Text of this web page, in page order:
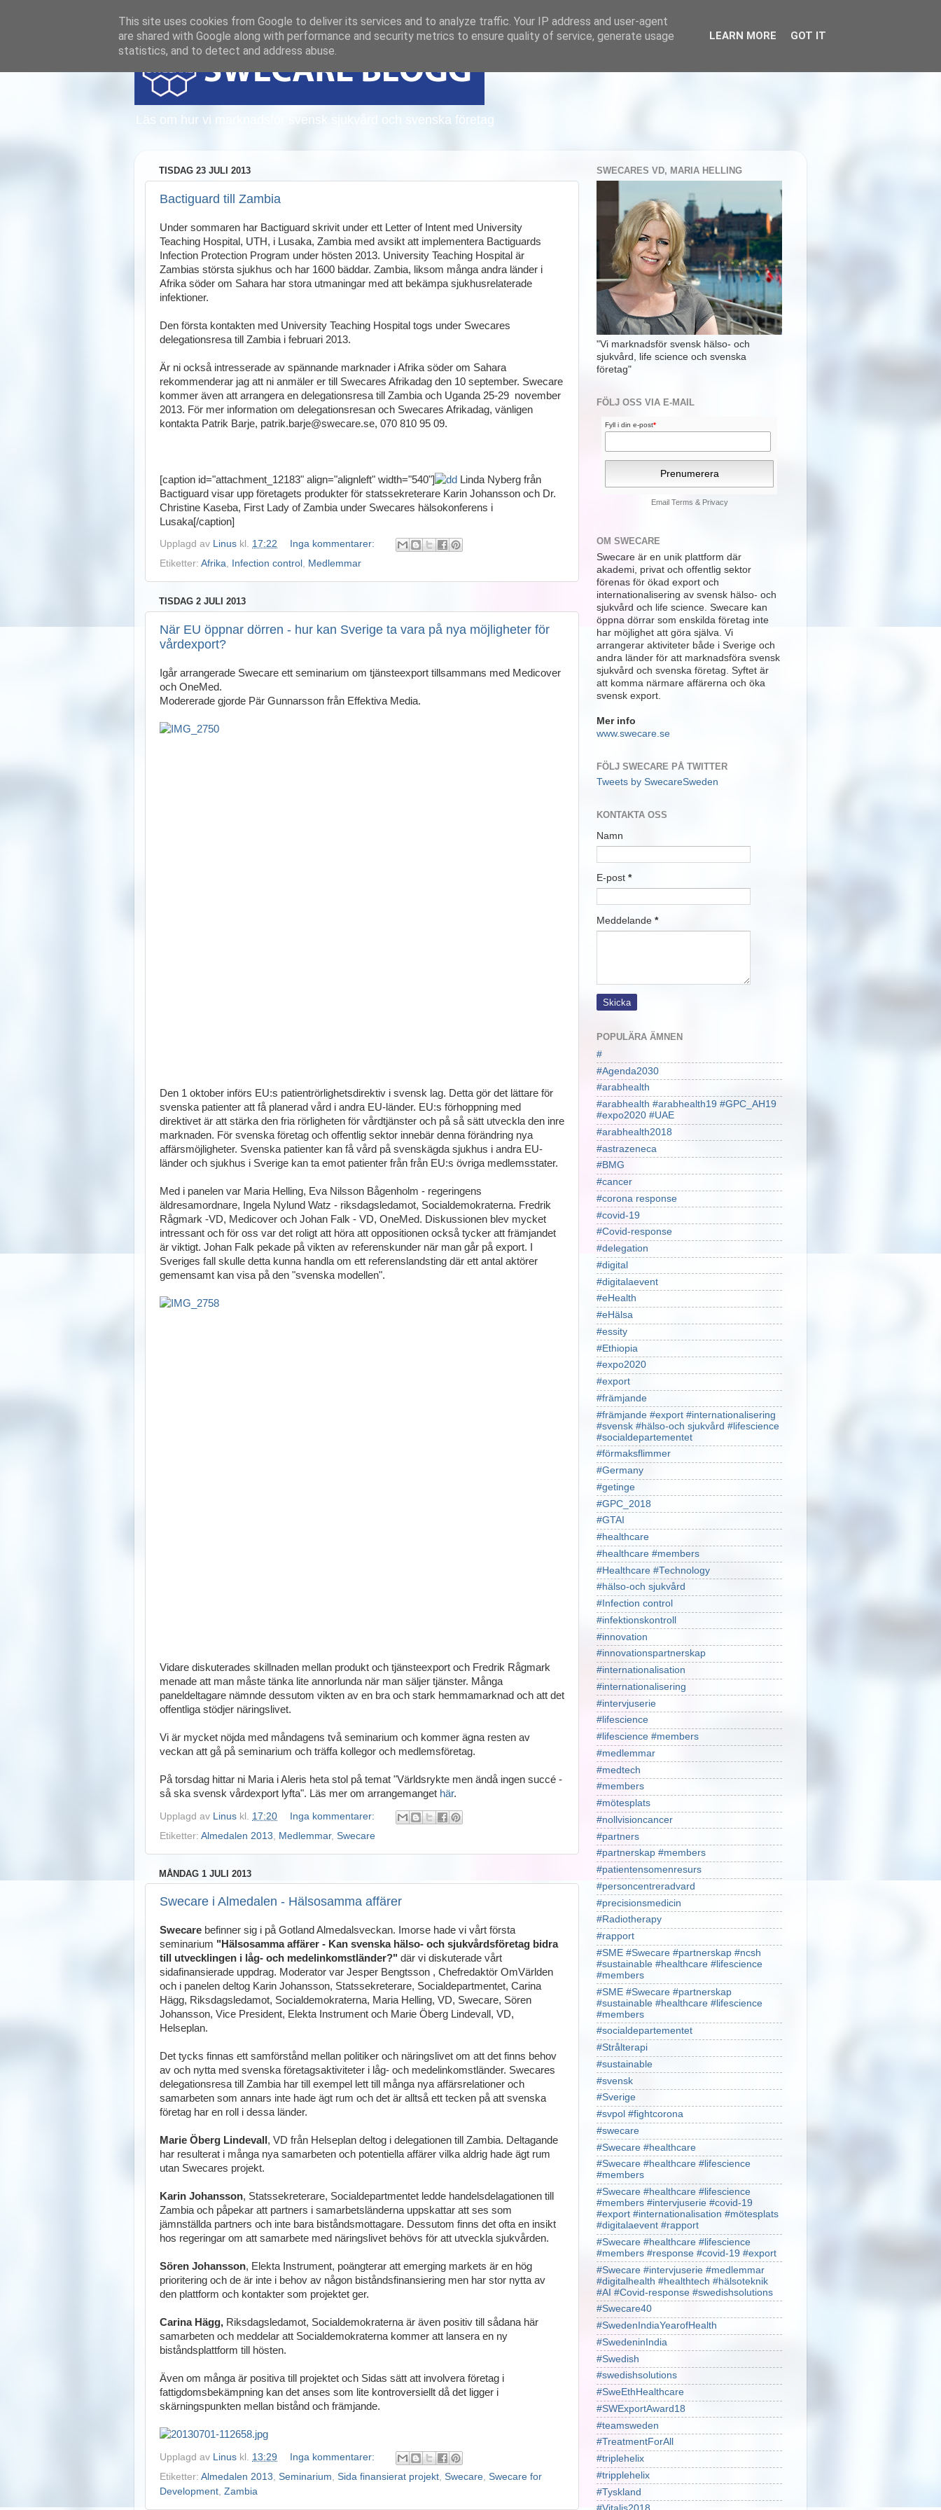
Läs om hur vi marknadsför svensk sjukvård och svenska företag
TISDAG 23 JULI 2013
Bactiguard till Zambia
Under sommaren har Bactiguard skrivit under ett Letter of Intent med University
Teaching Hospital, UTH, i Lusaka, Zambia med avsikt att implementera Bactiguards
Infection Protection Program under hösten 2013. University Teaching Hospital är
Zambias största sjukhus och har 1600 bäddar. Zambia, liksom många andra länder i
Afrika söder om Sahara har stora utmaningar med att bekämpa sjukhusrelaterade
infektioner.
Den första kontakten med University Teaching Hospital togs under Swecares
delegationsresa till Zambia i februari 2013.
Är ni också intresserade av spännande marknader i Afrika söder om Sahara
rekommenderar jag att ni anmäler er till Swecares Afrikadag den 10 september. Swecare
kommer även att arrangera en delegationsresa till Zambia och Uganda 25-29 november
2013. För mer information om delegationsresan och Swecares Afrikadag, vänligen
kontakta Patrik Barje, patrik.barje@swecare.se, 070 810 95 09.
[caption id="attachment_12183" align="alignleft" width="540"]
Linda Nyberg från
Bactiguard visar upp företagets produkter för statssekreterare Karin Johansson och Dr.
Christine Kaseba, First Lady of Zambia under Swecares hälsokonferens i
Lusaka[/caption]
Upplagd av Linus kl. 17:22
Inga kommentarer:
Etiketter: Afrika, Infection control , Medlemmar
TISDAG 2 JULI 2013
När EU öppnar dörren - hur kan Sverige ta vara på nya möjligheter för
vårdexport?
Igår arrangerade Swecare ett seminarium om tjänsteexport tillsammans med Medicover
och OneMed.
Modererade gjorde Pär Gunnarsson från Effektiva Media.
Den 1 oktober införs EU:s patientrörlighetsdirektiv i svensk lag. Detta gör det lättare för
svenska patienter att få planerad vård i andra EU-länder. EU:s förhoppning med
direktivet är att stärka den fria rörligheten för vårdtjänster och på så sätt utveckla den inre
marknaden. För svenska företag och offentlig sektor innebär denna förändring nya
affärsmöjligheter. Svenska patienter kan få vård på svenskägda sjukhus i andra EU-
länder och sjukhus i Sverige kan ta emot patienter från från EU:s övriga medlemsstater.
Med i panelen var Maria Helling, Eva Nilsson Bågenholm - regeringens
äldresamordnare, Ingela Nylund Watz - riksdagsledamot, Socialdemokraterna. Fredrik
Rågmark -VD, Medicover och Johan Falk - VD, OneMed. Diskussionen blev mycket
intressant och för oss var det roligt att höra att oppositionen också tycker att främjandet
är viktigt. Johan Falk pekade på vikten av referenskunder när man går på export. I
Sveriges fall skulle detta kunna handla om ett referenslandsting där ett antal aktörer
gemensamt kan visa på den "svenska modellen".
Vidare diskuterades skillnaden mellan produkt och tjänsteexport och Fredrik Rågmark
menade att man måste tänka lite annorlunda när man säljer tjänster. Många
paneldeltagare nämnde dessutom vikten av en bra och stark hemmamarknad och att det
offentliga stödjer näringslivet.
Vi är mycket nöjda med måndagens två seminarium och kommer ägna resten av
veckan att gå på seminarium och träffa kollegor och medlemsföretag.
På torsdag hittar ni Maria i Aleris heta stol på temat "Världsrykte men ändå ingen succé -
så ska svensk vårdexport lyfta". Läs mer om arrangemanget här.
Upplagd av Linus kl. 17:20
Inga kommentarer:
Etiketter: Almedalen 2013 Medlemmar, Swecare
MÅNDAG 1 JULI 2013
Swecare i Almedalen - Hälsosamma affärer
Swecare befinner sig i på Gotland Almedalsveckan. Imorse hade vi vårt första
seminarium "Hälsosamma affärer - Kan svenska hälso- och sjukvårdsföretag bidra
till utvecklingen i låg- och medelinkomstländer?" där vi diskuterade vårt
sidafinansierade uppdrag. Moderator var Jesper Bengtsson , Chefredaktör OmVärlden
och i panelen deltog Karin Johansson, Statssekreterare, Socialdepartmentet, Carina
Hägg, Riksdagsledamot, Socialdemokraterna, Maria Helling, VD, Swecare, Sören
Johansson, Vice President, Elekta Instrument och Marie Öberg Lindevall, VD,
Helseplan.
Det tycks finnas ett samförstånd mellan politiker och näringslivet om att det finns behov
av och nytta med svenska företagsaktiviteter i låg- och medelinkomstländer. Swecares
delegationsresa till Zambia har till exempel lett till många nya affärsrelationer och
samarbeten som annars inte hade ägt rum och det är alltså ett tecken på att svenska
företag har en roll i dessa länder.
Marie Öberg Lindevall , VD från Helseplan deltog i delegationen till Zambia. Deltagande
har resulterat i många nya samarbeten och potentiella affärer vilka aldrig hade ägt rum
utan Swecares projekt.
Karin Johansson, Statssekreterare, Socialdepartmentet ledde handelsdelagationen till
Zambia och påpekar att partners i samarbetsländerna uppskattar att ses som
jämnställda partners och inte bara biståndsmottagare. Dessutom finns det ofta en insikt
hos regeringar om att samarbete med näringslivet behövs för att utveckla sjukvården.
Sören Johansson, Elekta Instrument, poängterar att emerging markets är en hög
prioritering och de är inte i behov av någon biståndsfinansiering men har stor nytta av
den plattform och kontakter som projektet ger.
Carina Hägg, Riksdagsledamot, Socialdemokraterna är även positiv till sådana här
samarbeten och meddelar att Socialdemokraterna kommer att lansera en ny
biståndsplattform till hösten.
Även om många är positiva till projektet och Sidas sätt att involvera företag i
fattigdomsbekämpning kan det anses som lite kontroversiellt då det ligger i
skärningspunkten mellan bistånd och främjande.
Upplagd av Linus kl. 13:29
Inga kommentarer:
Etiketter: Almedalen 2013 Seminarium Sida finansierat projekt Swecare Swecare for
Development Zambia
SWECARES VD, MARIA HELLING
"Vi marknadsför svensk hälso- och
sjukvård, life science och svenska
företag"
FÖLJ OSS VIA E-MAIL
Fyll i din e-post*
Email Terms & Privacy
OM SWECARE
Swecare är en unik plattform där
akademi, privat och offentlig sektor
förenas för ökad export och
internationalisering av svensk hälso- och
sjukvård och life science. Swecare kan
öppna dörrar som enskilda företag inte
har möjlighet att göra själva. Vi
arrangerar aktiviteter både i Sverige och
andra länder för att marknadsföra svensk
sjukvård och svenska företag. Syftet är
att komma närmare affärerna och öka
svensk export.
Mer info
www.swecare.se
FÖLJ SWECARE PÅ TWITTER
Tweets by SwecareSweden
KONTAKTA OSS
Namn
E-post *
Meddelande *
POPULÄRA ÄMNEN
#
#Agenda2030
#arabhealth
#arabhealth #arabhealth19 #GPC_AH19
#expo2020 #UAE
#arabhealth2018
#astrazeneca
#BMG
#cancer
#corona response
#covid-19
#Covid-response
#delegation
#digital
#digitalaevent
#eHealth
#eHälsa
#essity
#Ethiopia
#expo2020
#export
#främjande
#främjande #export #internationalisering
#svensk #hälso-och sjukvård #lifescience
#socialdepartementet
#förmaksflimmer
#Germany
#getinge
#GPC_2018
#GTAI
#healthcare
#healthcare #members
#Healthcare #Technology
#hälso-och sjukvård
#Infection control
#infektionskontroll
#innovation
#innovationspartnerskap
#internationalisation
#internationalisering
#intervjuserie
#lifescience
#lifescience #members
#medlemmar
#medtech
#members
#mötesplats
#nollvisioncancer
#partners
#partnerskap #members
#patientensomenresurs
#personcentreradvard
#precisionsmedicin
#Radiotherapy
#rapport
#SME #Swecare #partnerskap #ncsh
#sustainable #healthcare #lifescience
#members
#SME #Swecare #partnerskap
#sustainable #healthcare #lifescience
#members
#socialdepartementet
#Strålterapi
#sustainable
#svensk
#Sverige
#svpol #fightcorona
#swecare
#Swecare #healthcare
#Swecare #healthcare #lifescience
#members
#Swecare #healthcare #lifescience
#members #intervjuserie #covid-19
#export #internationalisation #mötesplats
#digitalaevent #rapport
#Swecare #healthcare #lifescience
#members #response #covid-19 #export
#Swecare #intervjuserie #medlemmar
#digitalhealth #healthtech #hälsoteknik
#AI #Covid-response #swedishsolutions
#Swecare40
#SwedenIndiaYearofHealth
#SwedeninIndia
#Swedish
#swedishsolutions
#SweEthHealthcare
#SWExportAward18
#teamsweden
#TreatmentForAll
#triplehelix
#tripplehelix
#Tyskland
This site uses cookies from Google to deliver its services and to analyze traffic. Your IP address and user-agent
are shared with Google along with performance and security metrics to ensure quality of service, generate usage
statistics, and to detect and address abuse.
LEARN MORE GOT IT